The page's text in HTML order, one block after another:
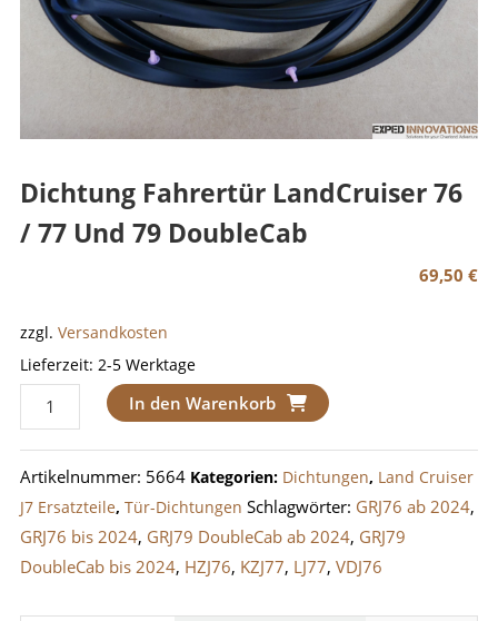
Dichtung Fahrertür LandCruiser 76
/ 77 Und 79 DoubleCab
69,50€
zzgl. Versandkosten
Lieferzeit: 2-5 Werktage
Dichtung
Fahrertür
LandCruiser
76
/
77
und
In den Warenkorb
Artikelnummer: 5664 Kategorien: Dichtungen, Land Cruiser
J7 Ersatzteile, Tür-Dichtungen Schlagwörter: GRJ76 ab 2024,
GRJ76 bis 2024, GRJ79 DoubleCab ab 2024, GRJ79
DoubleCab bis 2024, HZJ76, KZJ77, LJ77, VDJ76